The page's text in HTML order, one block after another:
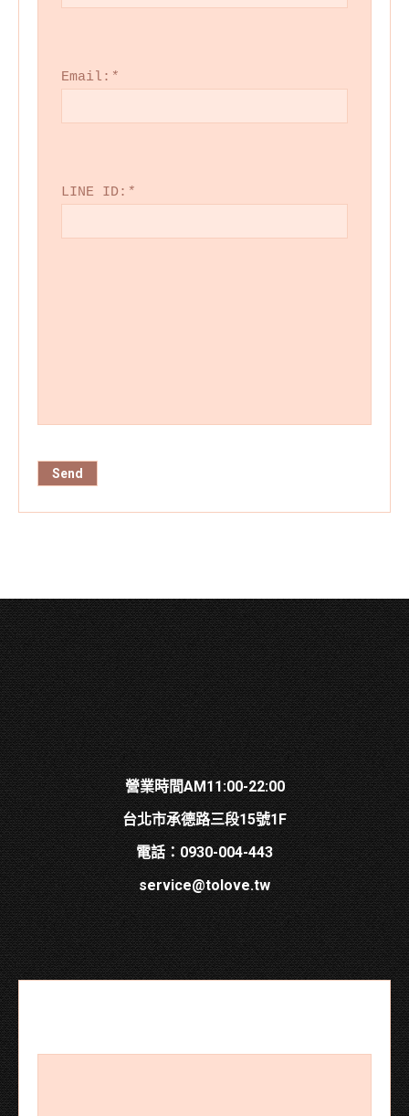
Email: *
LINE ID: *
營業時間AM11:00-22:00
台北市承德路三段15號1F
電話：0930-004-443
service@tolove.tw